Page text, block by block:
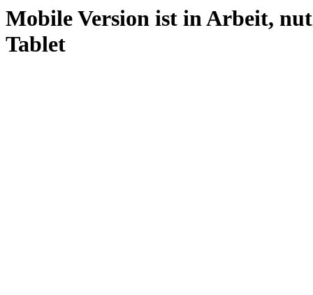
Mobile Version ist in Arbeit,
Tablet